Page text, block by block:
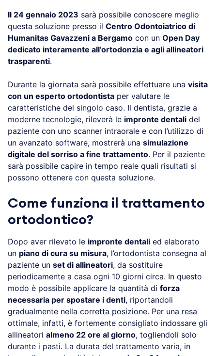
Il 24 gennaio 2023 sarà possibile conoscere meglio
questa soluzione presso il Centro Odontoiatrico di
Humanitas Gavazzeni a Bergamo con un Open Day
dedicato interamente all’ortodonzia e agli allineatori
trasparenti.
Durante la giornata sarà possibile effettuare una visita
con un esperto ortodontista per valutare le
caratteristiche del singolo caso. Il dentista, grazie a
moderne tecnologie, rileverà le impronte dentali del
paziente con uno scanner intraorale e con l’utilizzo di
un avanzato software, mostrerà una simulazione
digitale del sorriso a fine trattamento. Per il paziente
sarà possibile capire in tempo reale quali risultati si
possono ottenere con questa soluzione.
Come funziona il trattamento
ortodontico?
Dopo aver rilevato le impronte dentali ed elaborato
un piano di cura su misura, l’ortodontista consegna al
paziente un set di allineatori, da sostituire
periodicamente a casa ogni 10 giorni circa. In questo
modo è possibile applicare la quantità di forza
necessaria per spostare i denti, riportandoli
gradualmente nella corretta posizione. Per una resa
ottimale, infatti, è fortemente consigliato indossare gli
allineatori almeno 22 ore al giorno, togliendoli solo
durante i pasti. La durata del trattamento varia, in